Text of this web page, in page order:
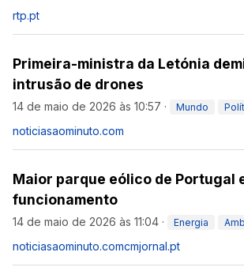
rtp.pt
Primeira-ministra da Letónia
intrusão de drones
14 de maio de 2026 às 10:57 · Mundo
noticiasaominuto.com
Maior parque eólico de Portugal
funcionamento
14 de maio de 2026 às 11:04 · Energia
noticiasaominuto.comcmjornal.pt